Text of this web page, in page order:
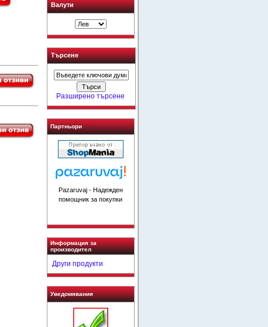
Валути
Търсене
Разширено търсене
Партньори
Pazaruvaj - Надежден
помощник за покупки
Информация за
производител
Други продукти
Уведомявания